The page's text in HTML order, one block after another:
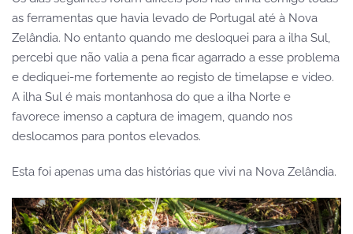
as ferramentas que havia levado de Portugal até à Nova
Zelândia. No entanto quando me desloquei para a ilha Sul,
percebi que não valia a pena ficar agarrado a esse problema
e dediquei-me fortemente ao registo de timelapse e video.
A ilha Sul é mais montanhosa do que a ilha Norte e
favorece imenso a captura de imagem, quando nos
deslocamos para pontos elevados.
Esta foi apenas uma das histórias que vivi na Nova Zelândia.